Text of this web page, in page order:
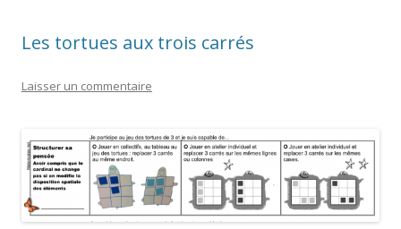
Les tortues aux trois carrés
Laisser un commentaire